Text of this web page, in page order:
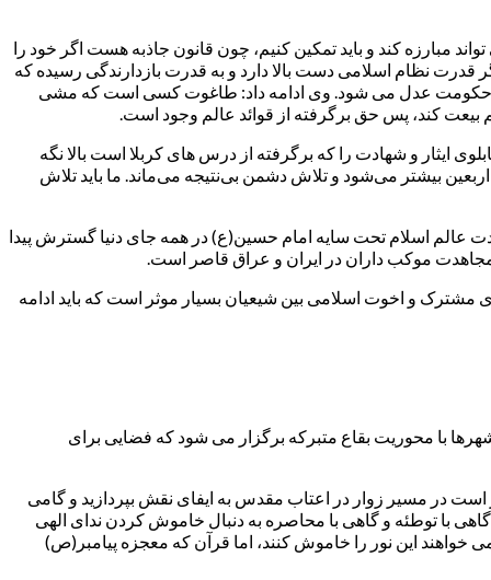
مبارزه کند و باید تمکین کنیم، چون قانون جاذبه هست اگر خود را
قدرت نظام اسلامی دست بالا دارد و به قدرت بازدارندگی رسیده که
حکومت عدل می شود. وی ادامه داد: طاغوت کسی است که مشی
کند، پس حق برگرفته از قوائد عالم وجود است.
ایثار و شهادت را که برگرفته از درس های کربلا است بالا نگه
بیشتر می‌شود و تلاش دشمن بی‌نتیجه می‌ماند. ما باید تلاش
عالم اسلام تحت سایه امام حسین(ع) در همه جای دنیا گسترش پیدا
موکب داران در ایران و عراق قاصر است.
و اخوت اسلامی بین شیعیان بسیار موثر است که باید ادامه
خبر داد و اظهار داشت: برنامه جاماندگان در شهرها با محوریت بقاع متبرکه برگزار می شود که فضایی برای
در مسیر زوار در اعتاب مقدس به ایفای نقش بپردازید و گامی
با توطئه و گاهی با محاصره به دنبال خاموش کردن ندای الهی
خواهند این نور را خاموش کنند، اما قرآن که معجزه پیامبر(ص)